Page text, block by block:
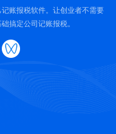
账报税软件。让创业者不需要
搞定公司记账报税。